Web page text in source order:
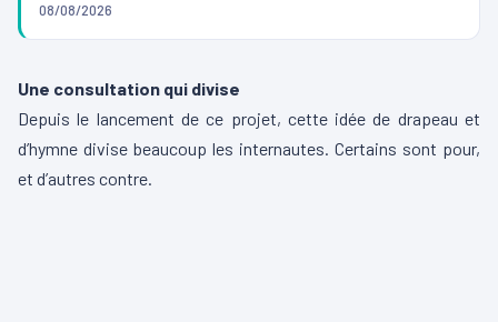
08/08/2026
Une consultation qui divise
Depuis le lancement de ce projet, cette idée de drapeau et
d’hymne divise beaucoup les internautes. Certains sont pour,
et d’autres contre.